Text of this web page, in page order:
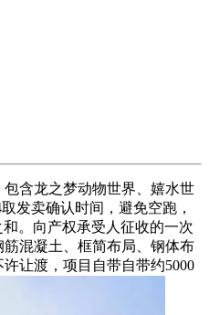
含龙之梦动物世界、嬉水世
发卖确认时间，避免空跑，
。向产权承受人征收的一次
混凝土、框简布局、钢体布
让渡，项目自带自带约5000